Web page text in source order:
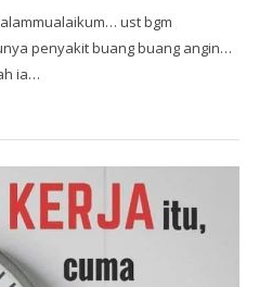
ust bgm
penyakit buang buang angin…
ia…